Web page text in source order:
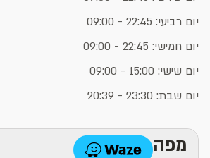
יום רביעי: 22:45 - 09:00
יום חמישי: 22:45 - 09:00
יום שישי: 15:00 - 09:00
יום שבת: 23:30 - 20:39
מפה